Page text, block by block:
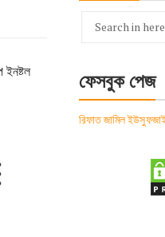
ইনষ্টল
Search
ফেসবুক পেজ
রিফাত জামিল